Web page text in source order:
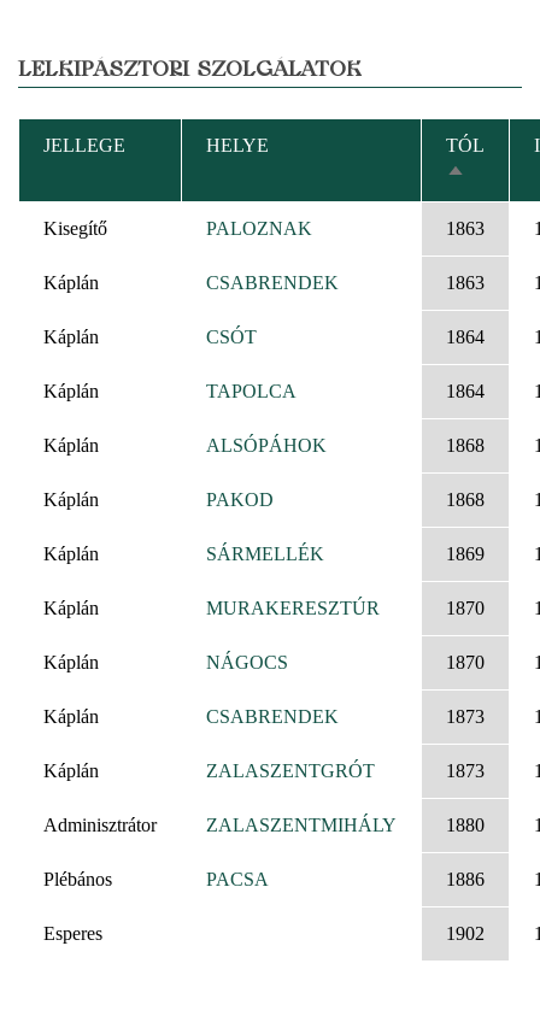
LELKIPÁSZTORI SZOLGÁLATOK
JELLEGE HELYE
TÓL
Kisegítő PALOZNAK 1863
Káplán CSABRENDEK 1863
Káplán CSÓT 1864
Káplán TAPOLCA 1864
Káplán ALSÓPÁHOK 1868
Káplán PAKOD 1868
Káplán SÁRMELLÉK 1869
Káplán MURAKERESZTÚR 1870
Káplán NÁGOCS 1870
Káplán CSABRENDEK 1873
Káplán ZALASZENTGRÓT 1873
Adminisztrátor ZALASZENTMIHÁLY 1880
Plébános PACSA 1886
Esperes 1902